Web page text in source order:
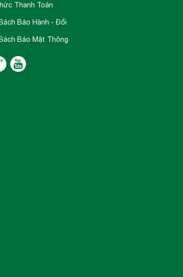
Thanh Toán
Bảo Hành - Đổi
Bảo Mật Thông